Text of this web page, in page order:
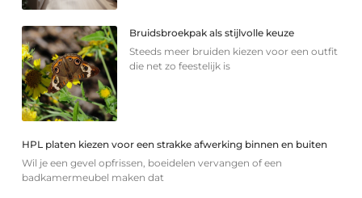
Bruidsbroekpak als stijlvolle keuze
Steeds meer bruiden kiezen voor een outfit
die net zo feestelijk is
HPL platen kiezen voor een strakke afwerking binnen en buiten
Wil je een gevel opfrissen, boeidelen vervangen of een
badkamermeubel maken dat